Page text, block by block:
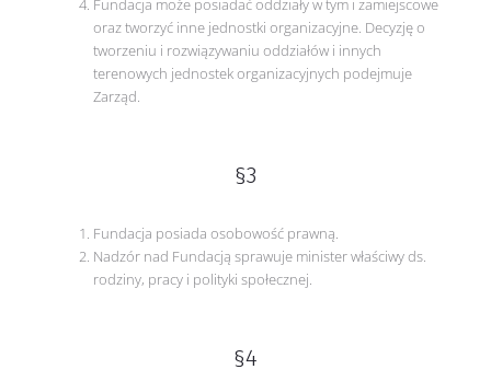
Fundacja może posiadać oddziały w tym i zamiejscowe
oraz tworzyć inne jednostki organizacyjne. Decyzję o
tworzeniu i rozwiązywaniu oddziałów i innych
terenowych jednostek organizacyjnych podejmuje
Zarząd.
§3
Fundacja posiada osobowość prawną.
Nadzór nad Fundacją sprawuje minister właściwy ds.
rodziny, pracy i polityki społecznej.
§4